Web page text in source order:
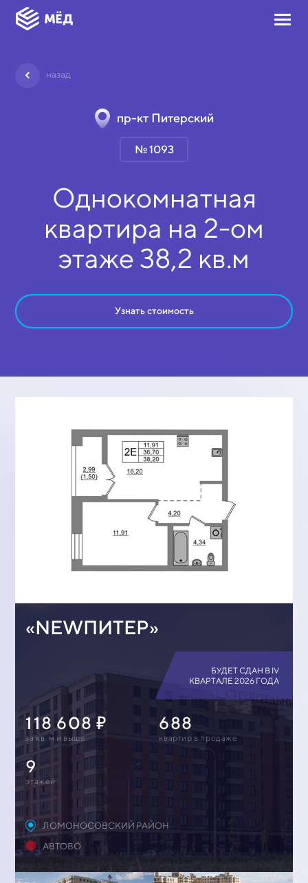
назад
пр-кт Питерский
№ 1093
Однокомнатная
квартира на 2-ом
этаже 38,2 кв.м
Узнать стоимость
«NEWПИТЕР»
БУДЕТ СДАН В IV
КВАРТАЛЕ 2026 ГОДА
118 608
за кв. м и выше
688
квартир в продаже
9
этажей
ЛОМОНОСОВСКИЙ РАЙОН
АВТОВО